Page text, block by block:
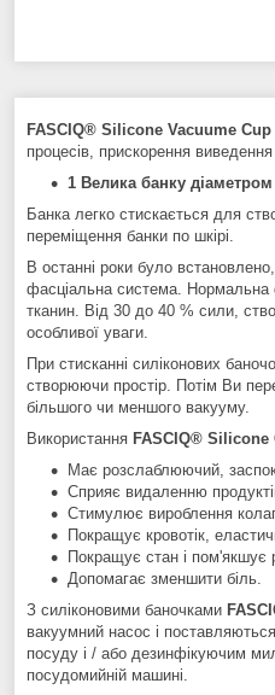
FASCIQ®️ Silicone Vacuume Cup
процесів, прискорення
1 Велика банку діаметром
Банка легко стискається для
переміщення банки по шкірі.
В останні роки було
фасціальна система. Нормальна
тканин. Від 30 до 40 % сили,
особливої уваги.
При стисканні силіконових
створюючи простір. Потім Ви
більшого чи меншого вакууму.
Використання FASCIQ®️ Silicone
Має розслаблюючий,
Сприяє видаленню
Стимулює вироблення
Покращує кровотік,
Покращує стан і пом'якшує
Допомагає зменшити біль.
З силіконовими баночками
вакуумний насос і
посуду і / або дезинфікуючим
посудомийній машині.